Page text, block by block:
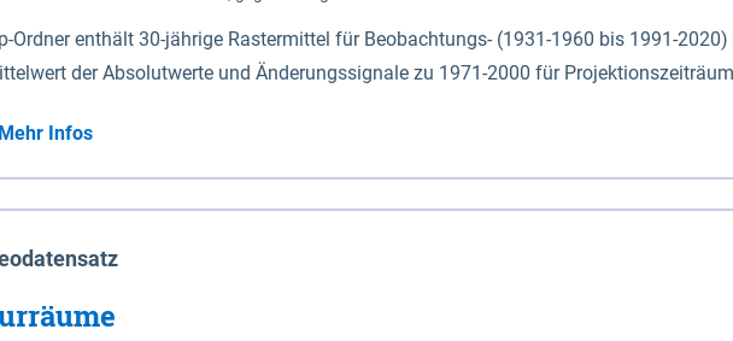
Ordner enthält 30-jährige Rastermittel für Beobachtungs- (1931-1960 bis 1991-
der Absolutwerte und Änderungssignale zu 1971-2000 für
(Jun. - Aug.) - au: Herbst (Sep. - Nov.) - wi: Winter (Dez. - Feb.) - hyr:
Jahr (Nov. - Okt.) - hsu: Hydrologisches Sommerhalbjahr (Mai - Okt.) - hwi:
- vd: Vegetationsruhe (Okt. - Mär.) Neben den Rasterdaten ist eine
zu den Dateinamen und für eine Darstellung im GIS eine Klassifizierung der
code gegeben.
Mehr Infos